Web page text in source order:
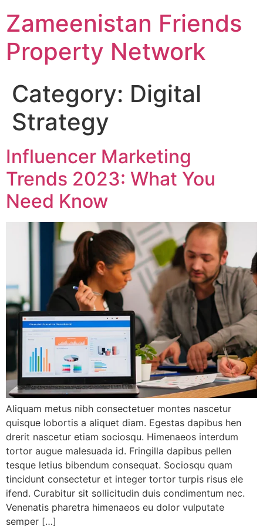
Zameenistan Friends
Property Network
Category: Digital
Strategy
Influencer Marketing
Trends 2023: What You
Need Know
Aliquam metus nibh consectetuer montes nascetur
quisque lobortis a aliquet diam. Egestas dapibus hen
drerit nascetur etiam sociosqu. Himenaeos interdum
tortor augue malesuada id. Fringilla dapibus pellen
tesque letius bibendum consequat. Sociosqu quam
tincidunt consectetur et integer tortor turpis risus ele
ifend. Curabitur sit sollicitudin duis condimentum nec.
Venenatis pharetra himenaeos eu dolor vulputate
semper […]